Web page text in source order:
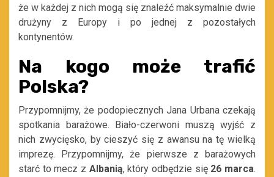
że w każdej z nich mogą się znaleźć maksymalnie dwie
drużyny z Europy i po jednej z pozostałych
kontynentów.
Na kogo może trafić
Polska?
Przypomnijmy, że podopiecznych Jana Urbana czekają
spotkania barażowe. Biało-czerwoni muszą wyjść z
nich zwycięsko, by cieszyć się z awansu na tę wielką
imprezę. Przypomnijmy, że pierwsze z barażowych
starć to mecz z Albanią, który odbędzie się 26 marca.